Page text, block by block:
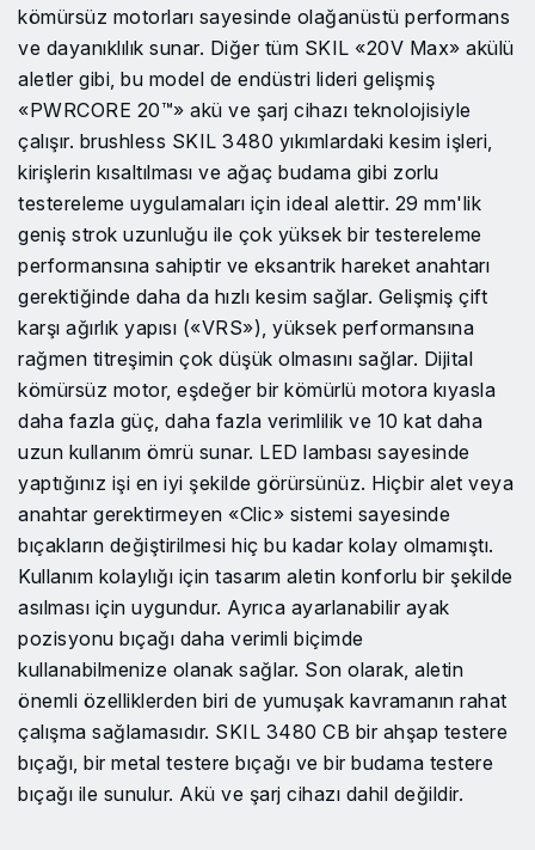
kömürsüz motorları sayesinde olağanüstü performans
ve dayanıklılık sunar. Diğer tüm SKIL «20V Max» akülü
aletler gibi, bu model de endüstri lideri gelişmiş
«PWRCORE 20™» akü ve şarj cihazı teknolojisiyle
çalışır. brushless SKIL 3480 yıkımlardaki kesim işleri,
kirişlerin kısaltılması ve ağaç budama gibi zorlu
testereleme uygulamaları için ideal alettir. 29 mm'lik
geniş strok uzunluğu ile çok yüksek bir testereleme
performansına sahiptir ve eksantrik hareket anahtarı
gerektiğinde daha da hızlı kesim sağlar. Gelişmiş çift
karşı ağırlık yapısı («VRS»), yüksek performansına
rağmen titreşimin çok düşük olmasını sağlar. Dijital
kömürsüz motor, eşdeğer bir kömürlü motora kıyasla
daha fazla güç, daha fazla verimlilik ve 10 kat daha
uzun kullanım ömrü sunar. LED lambası sayesinde
yaptığınız işi en iyi şekilde görürsünüz. Hiçbir alet veya
anahtar gerektirmeyen «Clic» sistemi sayesinde
bıçakların değiştirilmesi hiç bu kadar kolay olmamıştı.
Kullanım kolaylığı için tasarım aletin konforlu bir şekilde
asılması için uygundur. Ayrıca ayarlanabilir ayak
pozisyonu bıçağı daha verimli biçimde
kullanabilmenize olanak sağlar. Son olarak, aletin
önemli özelliklerden biri de yumuşak kavramanın rahat
çalışma sağlamasıdır. SKIL 3480 CB bir ahşap testere
bıçağı, bir metal testere bıçağı ve bir budama testere
bıçağı ile sunulur. Akü ve şarj cihazı dahil değildir.